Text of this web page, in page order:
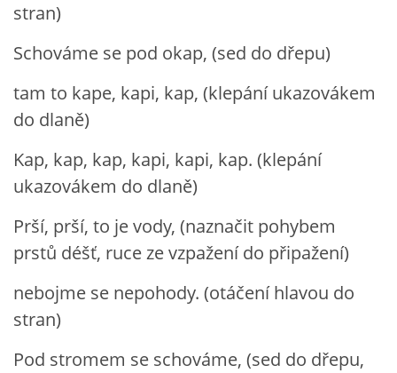
stran)
Schováme se pod okap, (sed do dřepu)
tam to kape, kapi, kap, (klepání ukazovákem
do dlaně)
Kap, kap, kap, kapi, kapi, kap. (klepání
ukazovákem do dlaně)
Prší, prší, to je vody, (naznačit pohybem
prstů déšť, ruce ze vzpažení do připažení)
nebojme se nepohody. (otáčení hlavou do
stran)
Pod stromem se schováme, (sed do dřepu,